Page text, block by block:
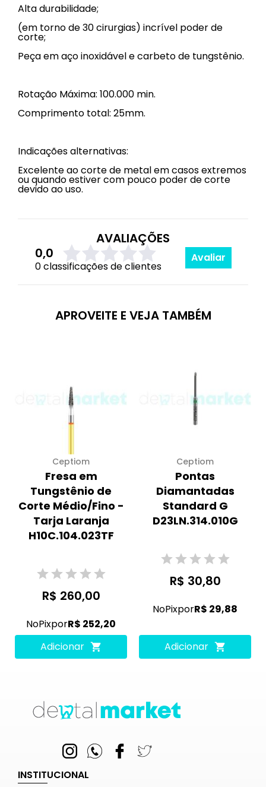
Alta durabilidade;
(em torno de 30 cirurgias) incrível poder de
corte;
Peça em aço inoxidável e carbeto de tungstênio.
Rotação Máxima: 100.000 min.
Comprimento total: 25mm.
Indicações alternativas:
Excelente ao corte de metal em casos extremos
ou quando estiver com pouco poder de corte
devido ao uso.
AVALIAÇÕES
0,0
0 classificações de clientes
Avaliar
APROVEITE E VEJA TAMBÉM
Ceptiom
Fresa em
Tungstênio de
Corte Médio/Fino -
Tarja Laranja
H10C.104.023TF
R$ 260,00
NoPixporR$ 252,20
Adicionar
Ceptiom
Pontas
Diamantadas
Standard G
D23LN.314.010G
R$ 30,80
NoPixporR$ 29,88
Adicionar
INSTITUCIONAL